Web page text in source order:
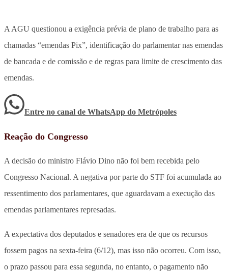
A AGU questionou a exigência prévia de plano de trabalho para as
chamadas “emendas Pix”, identificação do parlamentar nas emendas
de bancada e de comissão e de regras para limite de crescimento das
emendas.
Entre no canal de WhatsApp do Metrópoles
Reação do Congresso
A decisão do ministro Flávio Dino não foi bem recebida pelo
Congresso Nacional. A negativa por parte do STF foi acumulada ao
ressentimento dos parlamentares, que aguardavam a execução das
emendas parlamentares represadas.
A expectativa dos deputados e senadores era de que os recursos
fossem pagos na sexta-feira (6/12), mas isso não ocorreu. Com isso,
o prazo passou para essa segunda, no entanto, o pagamento não